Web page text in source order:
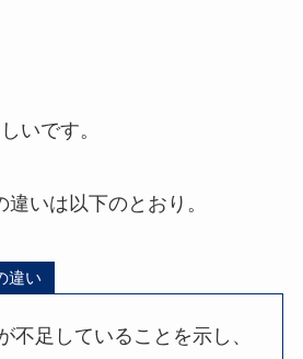
いです。
いは以下のとおり。
違い
不足していることを示し、